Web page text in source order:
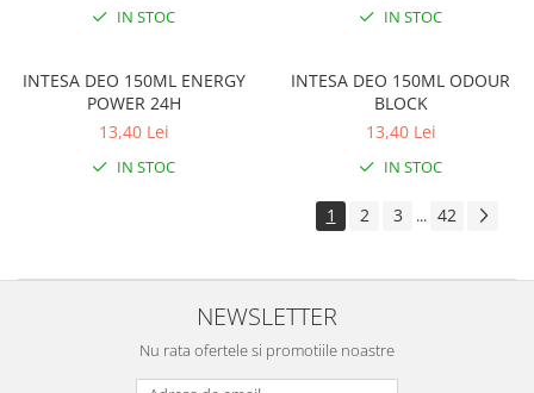
IN STOC IN STOC
INTESA DEO 150ML ENERGY
POWER 24H
13,40 Lei
IN STOC
INTESA DEO 150ML ODOUR
BLOCK
13,40 Lei
IN STOC
1 2 3 ... 42
NEWSLETTER
Nu rata ofertele si promotiile noastre